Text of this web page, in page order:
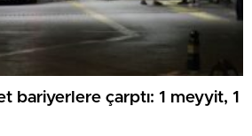
bariyerlere çarptı: 1 meyyit, 1